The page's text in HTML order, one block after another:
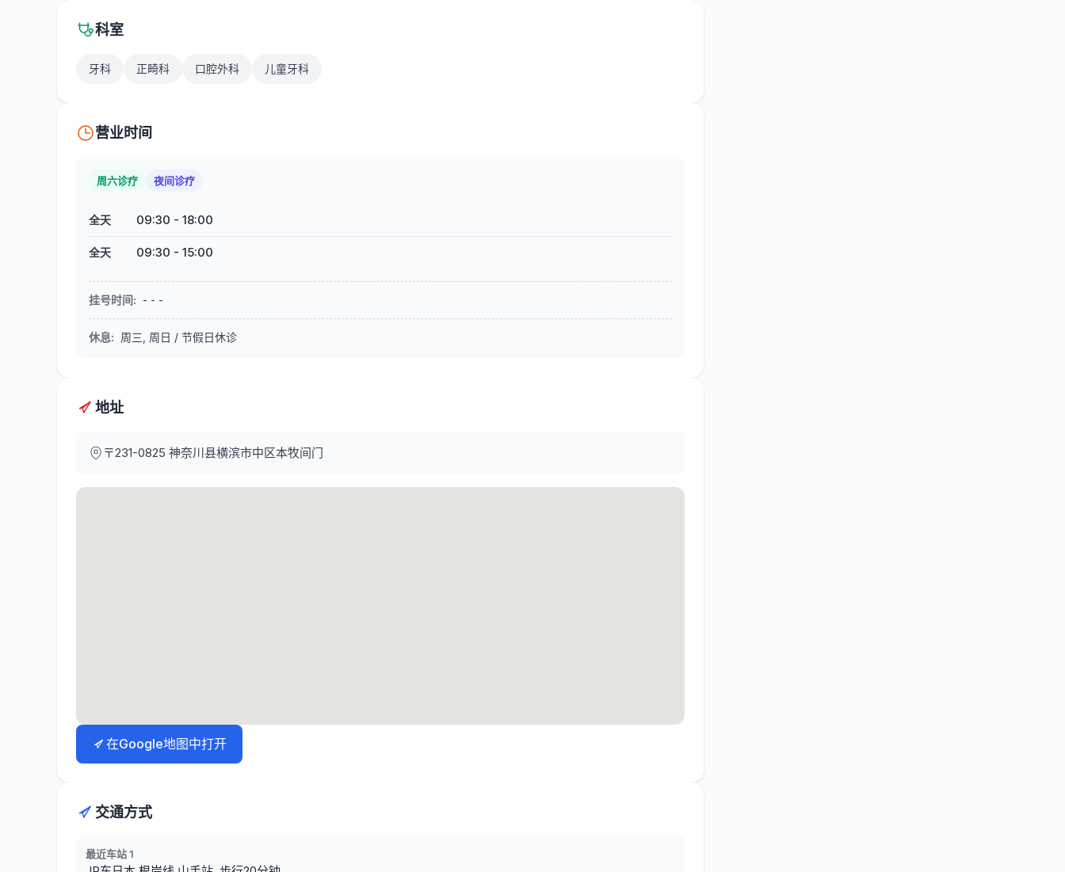
科室
牙科 正畸科 口腔外科 儿童牙科
营业时间
周六诊疗 夜间诊疗
全天 09:30 - 18:00
全天 09:30 - 15:00
挂号时间: - - -
休息: 周三, 周日 / 节假日休诊
地址
〒231-0825 神奈川县横滨市中区本牧间门
在Google地图中打开
交通方式
最近车站 1